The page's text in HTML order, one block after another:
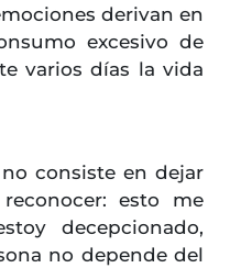
derivan en
excesivo de
varios días la vida
consiste en dejar
esto me
decepcionado,
no depende del